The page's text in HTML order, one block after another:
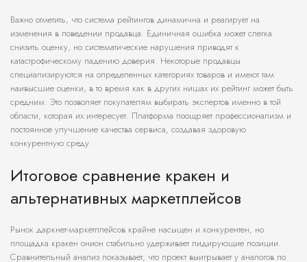
Важно отметить, что система рейтингов динамична и реагирует на
изменения в поведении продавца. Единичная ошибка может слегка
снизить оценку, но систематические нарушения приводят к
катастрофическому падению доверия. Некоторые продавцы
специализируются на определенных категориях товаров и имеют там
наивысшие оценки, в то время как в других нишах их рейтинг может быть
средним. Это позволяет покупателям выбирать экспертов именно в той
области, которая их интересует. Платформа поощряет профессионализм и
постоянное улучшение качества сервиса, создавая здоровую
конкурентную среду.
Итоговое сравнение кракен и
альтернативных маркетплейсов
Рынок даркнет-маркетплейсов крайне насыщен и конкурентен, но
площадка кракен онион стабильно удерживает лидирующие позиции.
Сравнительный анализ показывает, что проект выигрывает у аналогов по